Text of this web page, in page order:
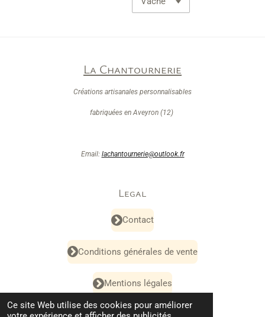
Ce site Web utilise des cookies pour améliorer
La Chantournerie
Créations artisanales personnalisables
fabriquées en Aveyron (12)
Email: lachantournerie@outlook.fr
Legal
Contact
Conditions générales de vente
Mentions légales